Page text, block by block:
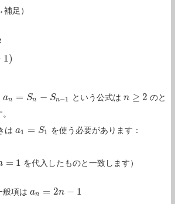
補足）
1)
2
an = Sn − Sn−1
an =Sn −S n−1 という公式は n ≥ 2
n≥ 2
のと
はa1 = S1
a1 =S1
を使う必要があります：
= 1
= 1 を代入したものと一致します）
般項は an = 2n − 1
an =2n −1